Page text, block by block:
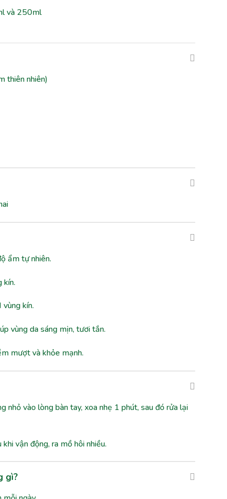
và 250ml
thiên nhiên)
ẩm tự nhiên.
kín.
vùng kín.
vùng da sáng mịn, tươi tắn.
mượt và khỏe mạnh.
nhỏ vào lòng bàn tay, xoa nhẹ 1 phút, sau đó rửa lại
vận động, ra mồ hôi nhiều.
gì?